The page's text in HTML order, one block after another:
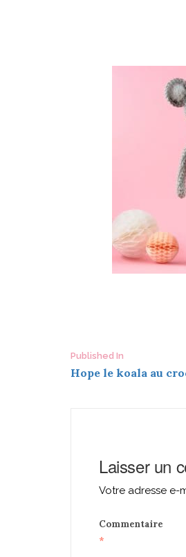
Post
navigation
Published In
Hope le koala au
Laisser un
Votre adresse e-
Commentaire
*